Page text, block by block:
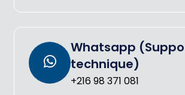
Whatsapp
technique)
+216 98 371 081